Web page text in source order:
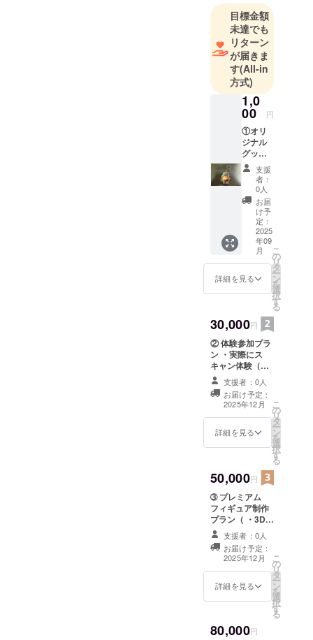
目標金額
未達でも
リターン
が届きま
す(All-in
方式)
1,0
00 円
①オリ
ジナル
グッズ
プラン
・サン
クスレ
ター
（お名
前入
り） ・
プロ
ジェク
ト進捗
レポー
トへの
ご招待
ジナル
キャラ
クター
キーホ
ルダー
支援
者：
0人
お届
け予
定：
2025
年09
月
詳細を見る
こ
の
リ
タ
ー
ン
を
選
択
す
る
30,000円
② 体験参加プラ
ン ・実際にス
キャン体験（撮
影1名分） ・撮
影データから制
作したフィギュ
ア（高さ9cm、
1体） ※撮影日の
指定での対応な
支援者：0人
お届け予定：
2025年12月
詳細を見る
こ
の
リ
タ
ー
ン
を
選
択
す
る
50,000円
➂ プレミアム
フィギュア制作
プラン（ ・3Dス
キャン＋フルカ
スタムフィギュ
ア（人物、1体／
12cm） ・表
情・ポーズ・衣
装の指定可（事
可
支援者：0人
お届け予定：
2025年12月
詳細を見る
こ
の
リ
タ
ー
ン
を
選
択
す
る
80,000円